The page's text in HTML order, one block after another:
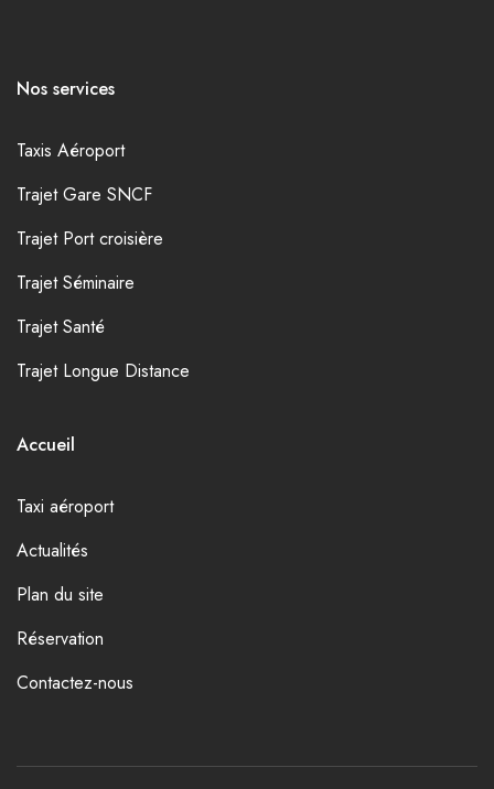
Nos services
Taxis Aéroport
Trajet Gare SNCF
Trajet Port croisière
Trajet Séminaire
Trajet Santé
Trajet Longue Distance
Accueil
Taxi aéroport
Actualités
Plan du site
Réservation
Contactez-nous